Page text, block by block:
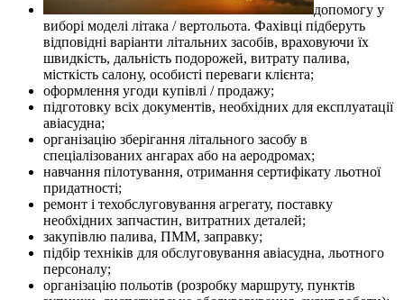
допомогу у
виборі моделі літака / вертольота. Фахівці підберуть
відповідні варіанти літальних засобів, враховуючи їх
швидкість, дальність подорожей, витрату палива,
місткість салону, особисті переваги клієнта;
оформлення угоди купівлі / продажу;
підготовку всіх документів, необхідних для експлуатації
авіасудна;
організацію зберігання літального засобу в
спеціалізованих ангарах або на аеродромах;
навчання пілотування, отримання сертифікату льотної
придатності;
ремонт і техобслуговування агрегату, поставку
необхідних запчастин, витратних деталей;
закупівлю палива, ПММ, заправку;
підбір техніків для обслуговування авіасудна, льотного
персоналу;
організацію польотів (розробку маршруту, пунктів